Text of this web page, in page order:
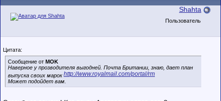
Shahta
Пользователь
Цитата:
Сообщение от MOK
Наверное у прозводителя выгодней. Почта Британии, знаю, дает план
выпуска своих марокhttp://www.royalmail.com/portal/rm
Может подойдет вам.